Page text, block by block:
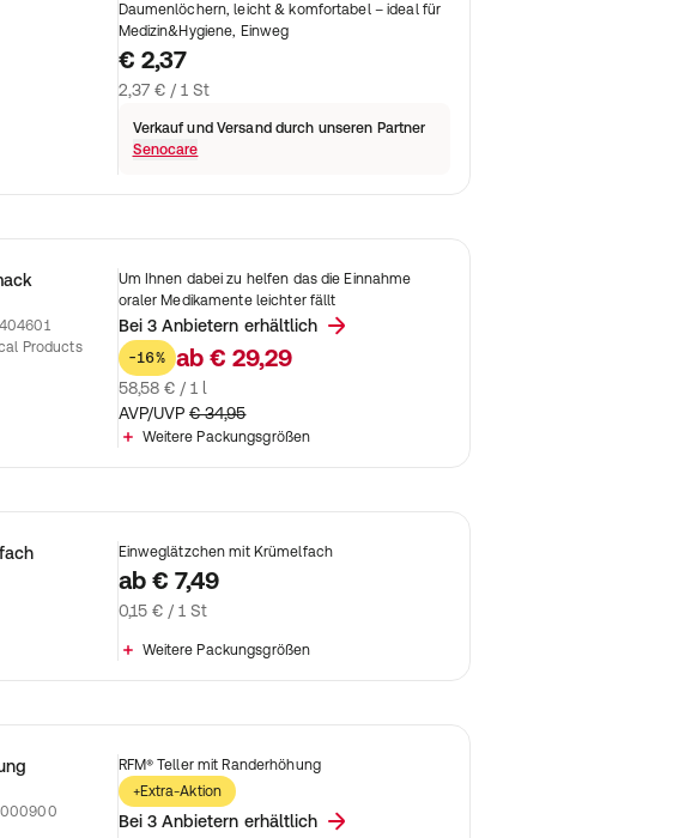
Daumenlöchern, leicht & komfortabel – ideal für
Medizin&Hygiene, Einweg
€ 2,37
2,37 € / 1 St
Verkauf und Versand durch unseren Partner
Senocare
Products
Um Ihnen dabei zu helfen das die Einnahme
oraler Medikamente leichter fällt
Bei 3 Anbietern erhältlich
-16% ab € 29,29
58,58 € / 1 l
AVP/UVP € 34,95
Weitere Packungsgrößen
Einweglätzchen mit Krümelfach
ab € 7,49
0,15 € / 1 St
Weitere Packungsgrößen
RFM® Teller mit Randerhöhung
+Extra-Aktion
Bei 3 Anbietern erhältlich